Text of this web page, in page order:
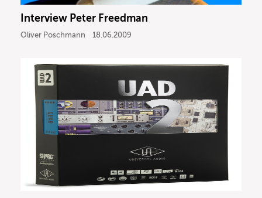
Interview Peter Freedman
Oliver Poschmann 18.06.2009